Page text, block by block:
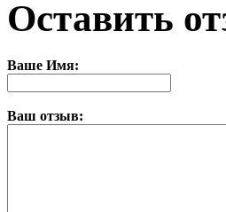
Оставить
Ваше Имя:
Ваш отзыв: